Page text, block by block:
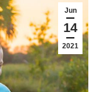
Jun
14
2021